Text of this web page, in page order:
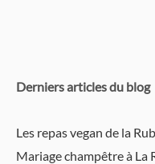
Derniers articles du blog
Les repas vegan de la Rub
Mariage champêtre à La